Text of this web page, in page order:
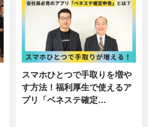
スマホひとつで手取りを増や
す方法！福利厚生で使えるア
プリ「ベネステ確定…